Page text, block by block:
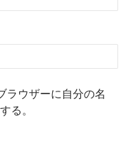
ラウザーに自分の名
る。